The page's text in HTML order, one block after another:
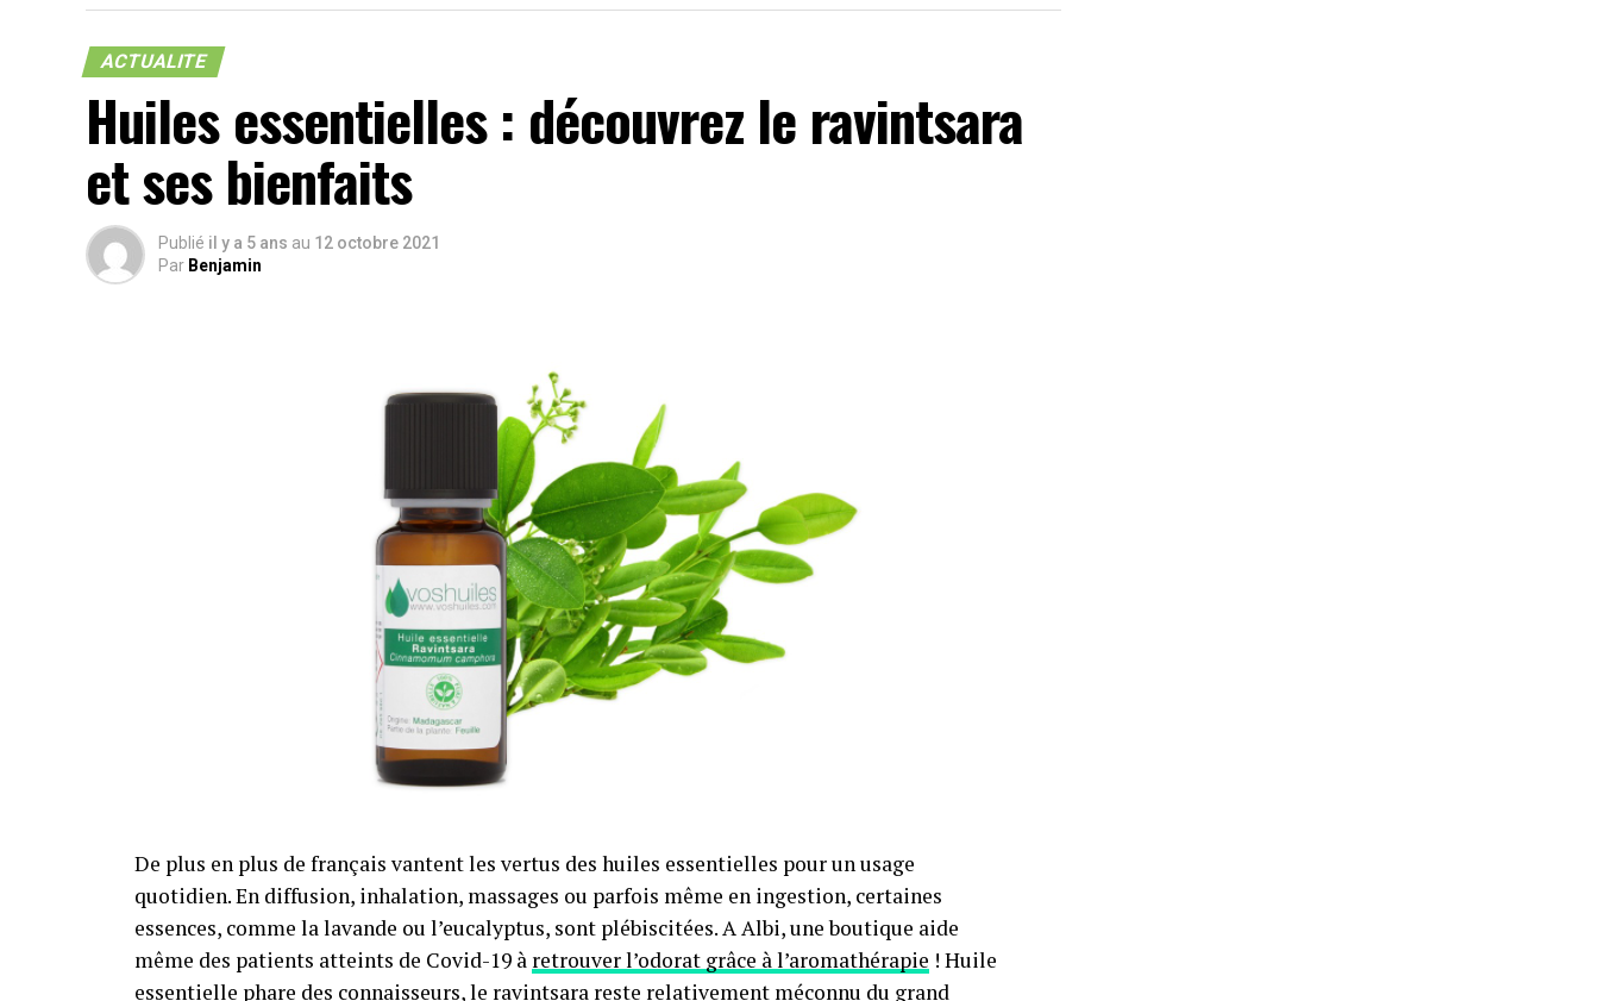
ACTUALITE
Huiles essentielles : découvrez le ravintsara
et ses bienfaits
Publié il y a 5 ans au 12 octobre 2021
Par Benjamin
De plus en plus de français vantent les vertus des huiles essentielles pour un usage
quotidien. En diffusion, inhalation, massages ou parfois même en ingestion, certaines
essences, comme la lavande ou l’eucalyptus, sont plébiscitées. A Albi, une boutique aide
même des patients atteints de Covid-19 à retrouver l’odorat grâce à l’aromathérapie ! Huile
essentielle phare des connaisseurs, le ravintsara reste relativement méconnu du grand